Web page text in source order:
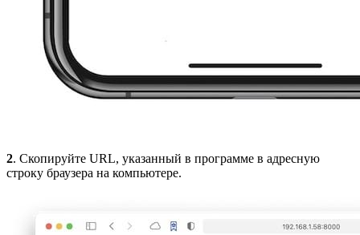
2. Скопируйте URL, указанный в программе в адресную
строку браузера на компьютере.